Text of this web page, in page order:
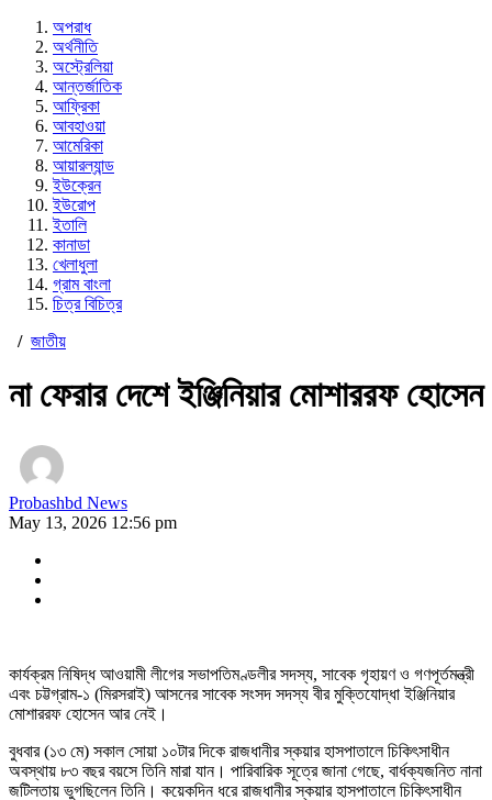
অপরাধ
অর্থনীতি
অস্ট্রেলিয়া
আন্তর্জাতিক
আফ্রিকা
আবহাওয়া
আমেরিকা
আয়ারল্যান্ড
ইউক্রেন
ইউরোপ
ইতালি
কানাডা
খেলাধুলা
গ্রাম বাংলা
চিত্র বিচিত্র
/ জাতীয়
না ফেরার দেশে ইঞ্জিনিয়ার মোশাররফ হোসেন
Probashbd News
May 13, 2026 12:56 pm
কার্যক্রম নিষিদ্ধ আওয়ামী লীগের সভাপতিমণ্ডলীর সদস্য, সাবেক গৃহায়ণ ও গণপূর্তমন্ত্রী
এবং চট্টগ্রাম-১ (মিরসরাই) আসনের সাবেক সংসদ সদস্য বীর মুক্তিযোদ্ধা ইঞ্জিনিয়ার
মোশাররফ হোসেন আর নেই।
বুধবার (১৩ মে) সকাল সোয়া ১০টার দিকে রাজধানীর স্কয়ার হাসপাতালে চিকিৎসাধীন
অবস্থায় ৮৩ বছর বয়সে তিনি মারা যান। পারিবারিক সূত্রে জানা গেছে, বার্ধক্যজনিত নানা
জটিলতায় ভুগছিলেন তিনি। কয়েকদিন ধরে রাজধানীর স্কয়ার হাসপাতালে চিকিৎসাধীন